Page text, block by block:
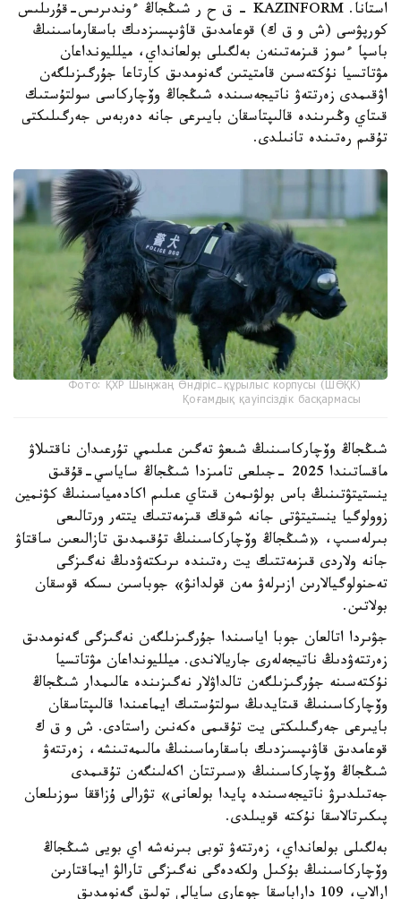
استانا. KAZINFORM – ق ح ر شىڭجاڭ ءوندىرىس-قۇرىلىس
كورپۋسى (ش و ق ك) قوعامدىق قاۋىپسىزدىك باسقارماسىنىڭ
باسپا ءسوز قىزمەتىنەن بەلگىلى بولعانداي، ميلليونداعان
مۋتاتسيا نۇكتەسىن قامتيتىن گەنومدىق كارتاعا جۇرگىزىلگەن
اۋقىمدى زەرتتەۋ ناتيجەسىندە شىڭجاڭ وۆچاركاسى سولتۇستىك
قىتاي وڭىرىندە قالىپتاسقان بايىرعى جانە دەربەس جەرگىلىكتى
تۇقىم رەتىندە تانىلدى.
Фото: ҚХР Шыңжаң Өндіріс-құрылыс корпусы (ШӨҚК)
Қоғамдық қауіпсіздік басқармасы
شىڭجاڭ وۆچاركاسىنىڭ شىعۋ تەگىن عىلىمي تۇرعىدان ناقتىلاۋ
ماقساتىندا 2025 -جىلعى تامىزدا شىڭجاڭ ساياسي-قۇقىق
ينستيتۋتىنىڭ باس بولۋىمەن قىتاي عىلىم اكادەمياسىنىڭ كۋنمين
زوولوگيا ينستيتۋتى جانە شوقك قىزمەتتىك يتتەر ورتالىعى
بىرلەسىپ، «شىڭجاڭ وۆچاركاسىنىڭ تۇقىمدىق تازالىعىن ساقتاۋ
جانە ولاردى قىزمەتتىك يت رەتىندە ىرىكتەۋدىڭ نەگىزگى
تەحنولوگيالارىن ازىرلەۋ مەن قولدانۋ» جوباسىن ىسكە قوسقان
بولاتىن.
جۋىردا اتالعان جوبا اياسىندا جۇرگىزىلگەن نەگىزگى گەنومدىق
زەرتتەۋدىڭ ناتيجەلەرى جاريالاندى. ميلليونداعان مۋتاتسيا
نۇكتەسىنە جۇرگىزىلگەن تالداۋلار نەگىزىندە عالىمدار شىڭجاڭ
وۆچاركاسىنىڭ قىتايدىڭ سولتۇستىك ايماعىندا قالىپتاسقان
بايىرعى جەرگىلىكتى يت تۇقىمى ەكەنىن راستادى. ش و ق ك
قوعامدىق قاۋىپسىزدىك باسقارماسىنىڭ مالىمەتىنشە، زەرتتەۋ
شىڭجاڭ وۆچاركاسىنىڭ «سىرتتان اكەلىنگەن تۇقىمدى
جەتىلدىرۋ ناتيجەسىندە پايدا بولعانى» تۋرالى ۇزاققا سوزىلعان
پىكىرتالاسقا نۇكتە قويىلدى.
بەلگىلى بولعانداي، زەرتتەۋ توبى بىرنەشە اي بويى شىڭجاڭ
وۆچاركاسىنىڭ بۇكىل ولكەدەگى نەگىزگى تارالۋ ايماقتارىن
ارالاپ، 109 داراباسقا جوعارى ساپالى تولىق گەنومدىق